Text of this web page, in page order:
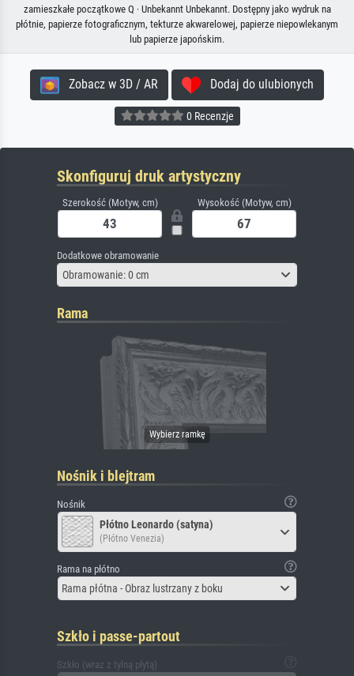
zamieszkałe początkowe Q · Unbekannt Unbekannt. Dostępny jako wydruk na
płótnie, papierze fotograficznym, tekturze akwarelowej, papierze niepowlekanym
lub papierze japońskim.
Zobacz w 3D / AR Dodaj do ulubionych
0 Recenzje
Skonfiguruj druk artystyczny
Szerokość (Motyw, cm) Wysokość (Motyw, cm)
Dodatkowe obramowanie
Obramowanie: 0 cm
Rama
Nośnik i blejtram
Nośnik
Płótno Leonardo (satyna)
(Płótno Venezia)
Rama na płótno
Rama płótna - Obraz lustrzany z boku
Szkło i passe-partout
Szkło (wraz z tylną płytą)